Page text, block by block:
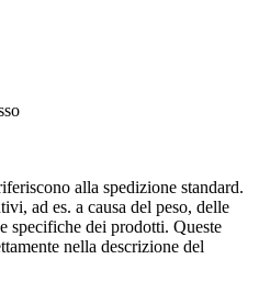
alla spedizione standard.
ad es. a causa del peso, delle
specifiche dei prodotti. Queste
nella descrizione del